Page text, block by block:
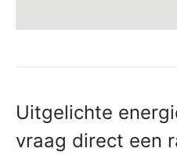
Uitgelichte
vraag direct een